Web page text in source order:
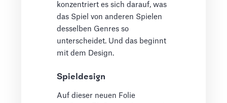
konzentriert es sich darauf, was
das Spiel von anderen Spielen
desselben Genres so
unterscheidet. Und das beginnt
mit dem Design.
Spieldesign
Auf dieser neuen Folie